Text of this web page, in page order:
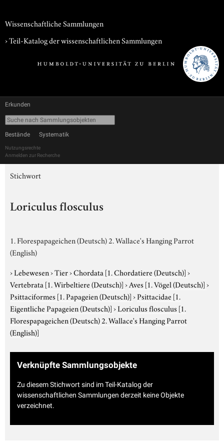
Wissenschaftliche Sammlungen
› Teil-Katalog der wissenschaftlichen Sammlungen
Erkunden
Bestände Systematik
Nutzungsrechte
Anmelden zur Recherche
Stichwort
Loriculus flosculus
1. Florespapageichen (Deutsch) 2. Wallace's Hanging Parrot
(English)
›Lebewesen›Tier›Chordata [1. Chordatiere (Deutsch)]›
Vertebrata [1. Wirbeltiere (Deutsch)]›Aves [1. Vögel (Deutsch)]›
Psittaciformes [1. Papageien (Deutsch)]›Psittacidae [1.
Eigentliche Papageien (Deutsch)]›Loriculus flosculus [1.
Florespapageichen (Deutsch) 2. Wallace's Hanging Parrot
(English)]
Verknüpfte Sammlungsobjekte
Zu diesem Stichwort sind im Teil-Katalog der
wissenschaftlichen Sammlungen derzeit keine Objekte
verzeichnet.